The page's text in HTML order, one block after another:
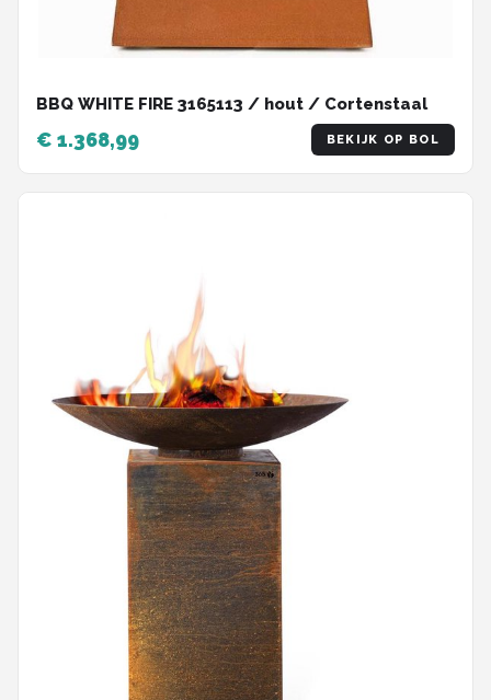
BBQ WHITE FIRE 3165113 / hout / Cortenstaal
€ 1.368,99 BEKIJK OP BOL